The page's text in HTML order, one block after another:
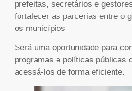
prefeitas, secretários e
fortalecer as parcerias entre o
os municípios
Será uma oportunidade para
programas e políticas públicas
acessá-los de forma eficiente.